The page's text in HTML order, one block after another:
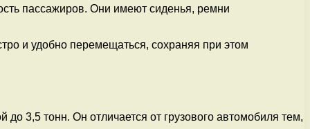
пассажиров. Они имеют сиденья, ремни
и удобно перемещаться, сохраняя при этом
3,5 тонн. Он отличается от грузового автомобиля тем,